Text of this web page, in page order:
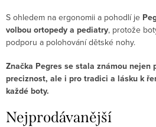
S ohledem na ergonomii a pohodlí je
volbou ortopedy a pediatry, protože
podporu a polohování dětské nohy.
Značka Pegres se stala známou nejen
preciznost, ale i pro tradici a lásku k
každé boty.
Nejprodávanější